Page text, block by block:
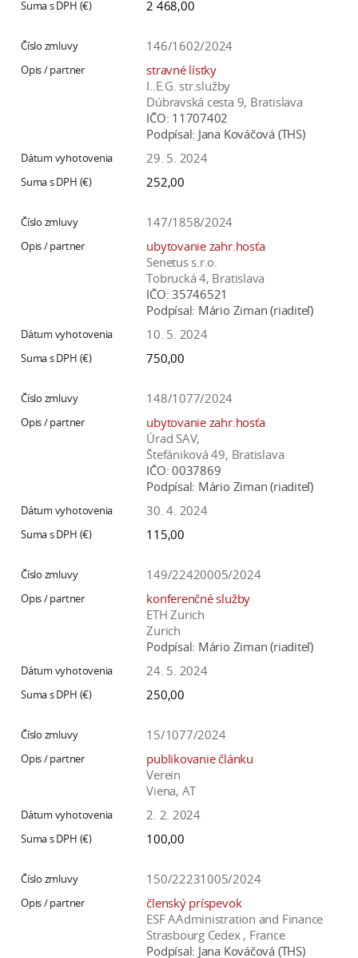
2 468,00
146/1602/2024
stravné lístky
I..E.G. str.služby
Dúbravská cesta 9, Bratislava
IČO: 11707402
Podpísal: Jana Kováčová (THS)
29. 5. 2024
252,00
147/1858/2024
ubytovanie zahr.hosťa
Senetus s.r.o.
Tobrucká 4, Bratislava
IČO: 35746521
Podpísal: Mário Ziman (riaditeľ)
10. 5. 2024
750,00
148/1077/2024
ubytovanie zahr.hosťa
Úrad SAV,
Štefániková 49, Bratislava
IČO: 0037869
Podpísal: Mário Ziman (riaditeľ)
30. 4. 2024
115,00
149/22420005/2024
konferenčné služby
ETH Zurich
Zurich
Podpísal: Mário Ziman (riaditeľ)
24. 5. 2024
250,00
15/1077/2024
publikovanie článku
Verein
Viena, AT
2. 2. 2024
100,00
150/22231005/2024
členský príspevok
ESF AAdministration and Finance
Strasbourg Cedex , France
Podpísal: Jana Kováčová (THS)